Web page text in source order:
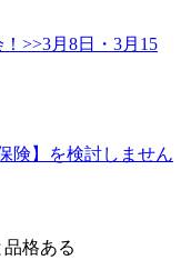
>>3月8日・3月15
険】を検討しません
格ある